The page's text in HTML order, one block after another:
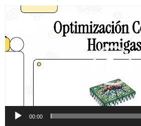
Reproductor
00:00